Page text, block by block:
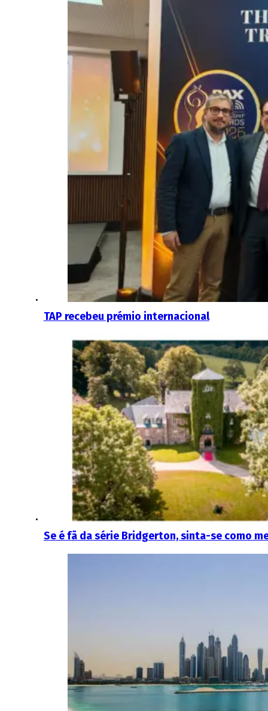
TAP recebeu prémio internacional
Se é fã da série Bridgerton, sinta-se como